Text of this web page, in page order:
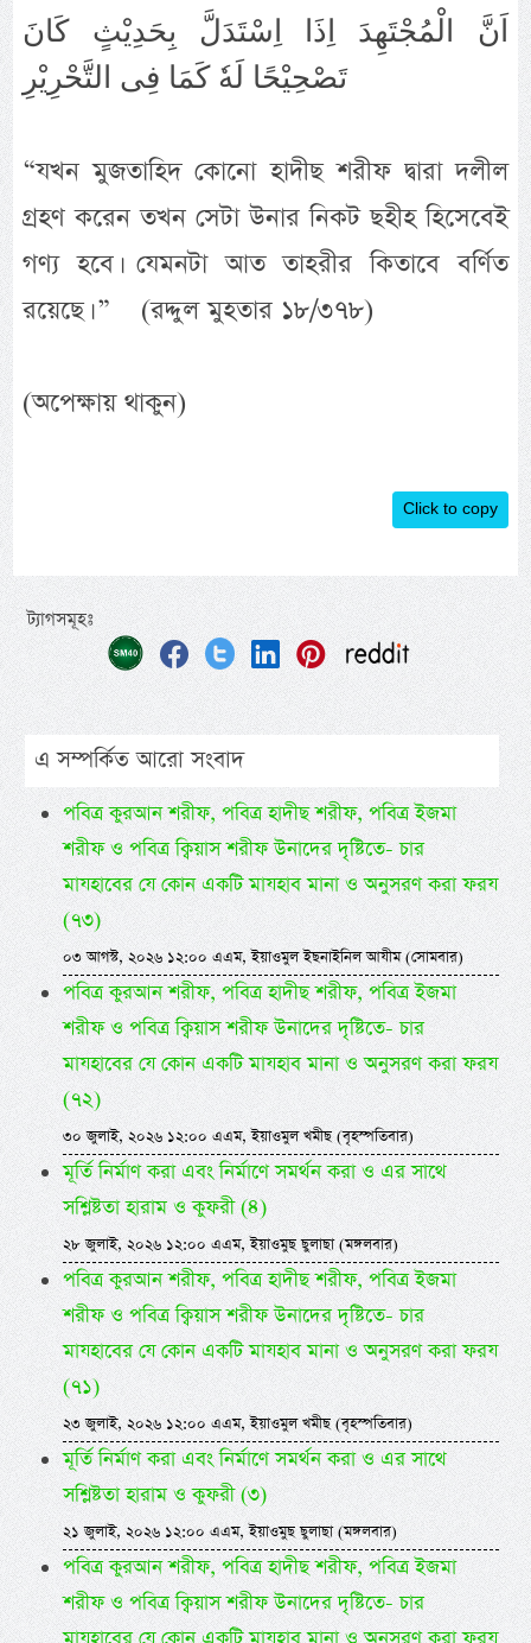
اَنَّ الْمُجْتَهِدَ اِذَا اِسْتَدَلَّ بِحَدِيْثٍ كَانَ
تَصْحِيْحًا لَهٗ كَمَا فِى التَّحْرِيْرِ
“যখন মুজতাহিদ কোনো হাদীছ শরীফ দ্বারা দলীল
গ্রহণ করেন তখন সেটা উনার নিকট ছহীহ হিসেবেই
গণ্য হবে। যেমনটা আত তাহরীর কিতাবে বর্ণিত
রয়েছে। ” (রদ্দুল মুহতার ১৮/৩৭৮)
(অপেক্ষায় থাকুন)
Click to copy
ট্যাগসমূহঃ
এ সম্পর্কিত আরো সংবাদ
পবিত্র কুরআন শরীফ, পবিত্র হাদীছ শরীফ, পবিত্র ইজমা
শরীফ ও পবিত্র ক্বিয়াস শরীফ উনাদের দৃষ্টিতে- চার
মাযহাবের যে কোন একটি মাযহাব মানা ও অনুসরণ করা ফরয
(৭৩)
০৩ আগস্ট, ২০২৬ ১২:০০ এএম, ইয়াওমুল ইছনাইনিল আযীম (সোমবার)
পবিত্র কুরআন শরীফ, পবিত্র হাদীছ শরীফ, পবিত্র ইজমা
শরীফ ও পবিত্র ক্বিয়াস শরীফ উনাদের দৃষ্টিতে- চার
মাযহাবের যে কোন একটি মাযহাব মানা ও অনুসরণ করা ফরয
(৭২)
৩০ জুলাই, ২০২৬ ১২:০০ এএম, ইয়াওমুল খমীছ (বৃহস্পতিবার)
মূর্তি নির্মাণ করা এবং নির্মাণে সমর্থন করা ও এর সাথে
সশ্লিষ্টতা হারাম ও কুফরী (৪)
২৮ জুলাই, ২০২৬ ১২:০০ এএম, ইয়াওমুছ ছুলাছা (মঙ্গলবার)
পবিত্র কুরআন শরীফ, পবিত্র হাদীছ শরীফ, পবিত্র ইজমা
শরীফ ও পবিত্র ক্বিয়াস শরীফ উনাদের দৃষ্টিতে- চার
মাযহাবের যে কোন একটি মাযহাব মানা ও অনুসরণ করা ফরয
(৭১)
২৩ জুলাই, ২০২৬ ১২:০০ এএম, ইয়াওমুল খমীছ (বৃহস্পতিবার)
মূর্তি নির্মাণ করা এবং নির্মাণে সমর্থন করা ও এর সাথে
সশ্লিষ্টতা হারাম ও কুফরী (৩)
২১ জুলাই, ২০২৬ ১২:০০ এএম, ইয়াওমুছ ছুলাছা (মঙ্গলবার)
পবিত্র কুরআন শরীফ, পবিত্র হাদীছ শরীফ, পবিত্র ইজমা
শরীফ ও পবিত্র ক্বিয়াস শরীফ উনাদের দৃষ্টিতে- চার